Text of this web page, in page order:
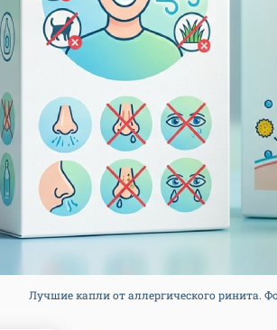
Лучшие капли от аллергического ринита.